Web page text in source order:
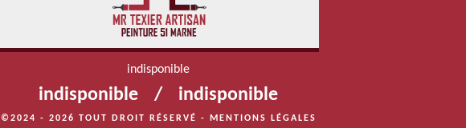
indisponible
indisponible / indisponible
©2024 - 2026 TOUT DROIT RÉSERVÉ - MENTIONS LÉGALES